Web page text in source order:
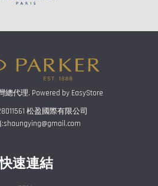
總代理. Powered by EasyStore
松盈國際有限公司
速連結